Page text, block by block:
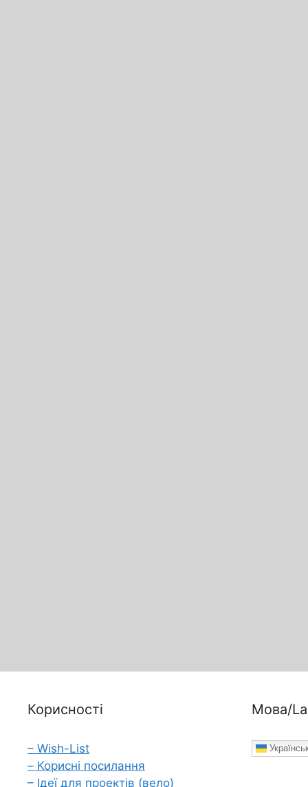
Корисності
– Wish-List
– Корисні посилання
– Ідеї для проектів (вело)
Мова/